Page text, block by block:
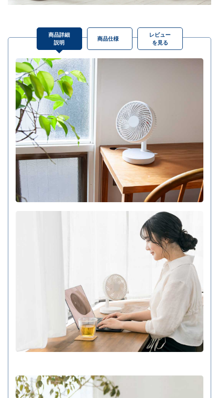
商品詳細
説明
商品仕様
レビュー
を見る